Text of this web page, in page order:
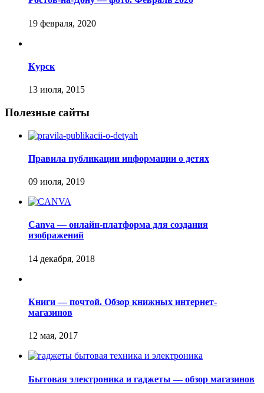
Курск
Полезные сайты
Правила публикации информации о детях
Canva — онлайн-платформа для создания
изображений
Книги — почтой. Обзор книжных интернет-
магазинов
Бытовая электроника и гаджеты — обзор магазинов